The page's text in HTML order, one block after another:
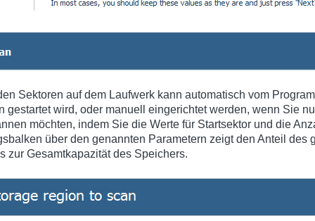
Sektoren auf dem Laufwerk kann automatisch vom
gestartet wird, oder manuell eingerichtet werden, wenn Sie
möchten, indem Sie die Werte für Startsektor und die
über den genannten Parametern zeigt den Anteil des
zur Gesamtkapazität des Speichers.